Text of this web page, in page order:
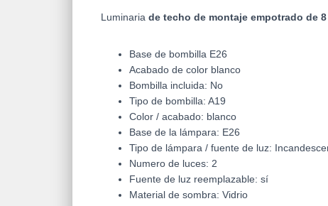
Luminaria de techo de montaje empotrado de 8
Base de bombilla E26
Acabado de color blanco
Bombilla incluida: No
Tipo de bombilla: A19
Color / acabado: blanco
Base de la lámpara: E26
Tipo de lámpara / fuente de luz:
Numero de luces: 2
Fuente de luz reemplazable: sí
Material de sombra: Vidrio